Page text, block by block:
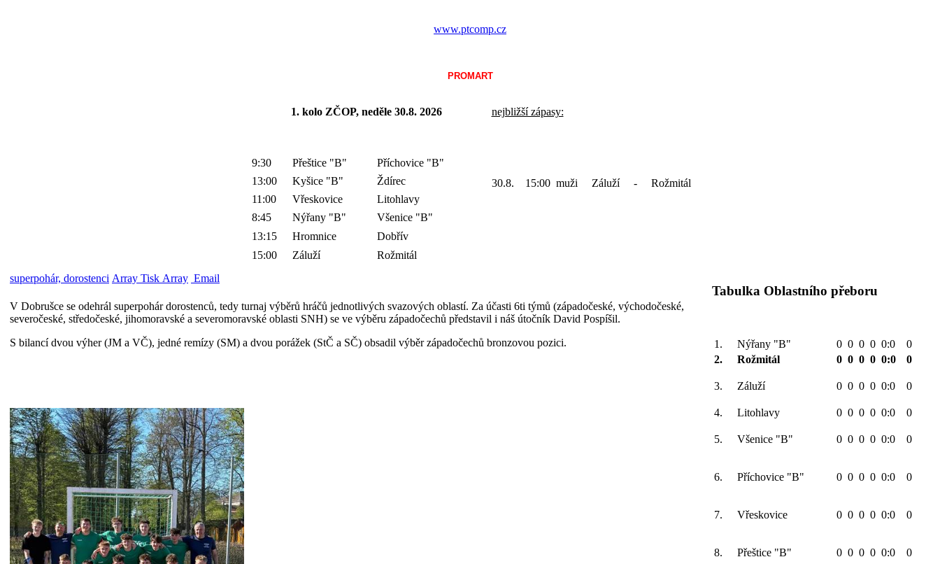
www.ptcomp.cz
PROMART
1. kolo ZČOP, neděle 30.8. 2026
9:30 Přeštice "B"
Příchovice "B"
13:00
Kyšice "B"
Ždírec
11:00
Vřeskovice
Litohlavy
8:45
Nýřany "B"
Všenice "B"
13:15
Hromnice
Dobřív
15:00
Záluží Rožmitál
nejbližší zápasy:
30.8. 15:00 muži Záluží - Rožmitál
superpohár, dorostenci Array Tisk Array Email
V Dobrušce se odehrál superpohár dorostenců, tedy turnaj výběrů hráčů jednotlivých svazových oblastí. Za účasti 6ti týmů (západočeské, východočeské,
severočeské, středočeské, jihomoravské a severomoravské oblasti SNH) se ve výběru západočechů představil i náš útočník David Pospíšil.
S bilancí dvou výher (JM a VČ), jedné remízy (SM) a dvou porážek (StČ a SČ) obsadil výběr západočechů bronzovou pozici.
Tabulka Oblastního přeboru
1. Nýřany "B" 0 0 0 0 0:0
0
2.
Rožmitál 0 0 0 0 0:0 0
3. Záluží 0 0 0 0 0:0 0
4. Litohlavy 0 0 0 0 0:0 0
5. Všenice "B" 0 0 0 0 0:0 0
6. Příchovice "B" 0 0 0 0 0:0 0
7. Vřeskovice 0 0 0 0 0:0 0
8. Přeštice "B" 0 0 0 0 0:0 0